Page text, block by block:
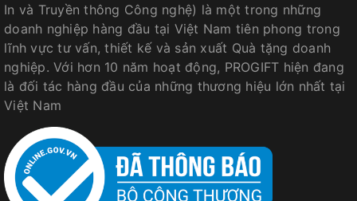
In và Truyền thông Công nghệ) là một trong những
doanh nghiệp hàng đầu tại Việt Nam tiên phong trong
lĩnh vực tư vấn, thiết kế và sản xuất Quà tặng doanh
nghiệp. Với hơn 10 năm hoạt động, PROGIFT hiện đang
là đối tác hàng đầu của những thương hiệu lớn nhất tại
Việt Nam